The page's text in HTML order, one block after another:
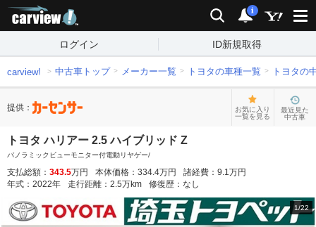
検索 通知
i
ログイン ID新規取得
carview! 中古車トップ メーカー一覧 トヨタの車種一覧 トヨタの
提供：
お気に入り
一覧を見る
最近見た
中古車
トヨタ ハリアー 2.5 ハイブリッド Z
パノラミックビューモニター付電動リヤゲー/
支払総額： 343.5万円 本体価格： 334.4万円 諸経費： 9.1万円
年式： 2022年 走行距離： 2.5万km 修復歴： なし
1/22